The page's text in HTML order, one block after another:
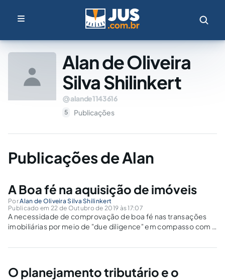
Alan de Oliveira
Silva Shilinkert
alande1143616
5 Publicações
Publicações de Alan
A Boa fé na aquisição de imóveis
PorAlan de Oliveira Silva Shilinkert
Publicado em 22 de Outubro de 2019 às 17:07
A necessidade de comprovação de boa fé nas transações
imobiliárias por meio de "due diligence" em compasso com a
O planejamento tributário e o